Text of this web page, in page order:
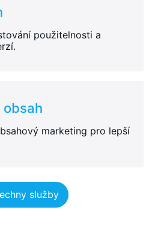
použitelnosti a
marketing pro lepší
služby